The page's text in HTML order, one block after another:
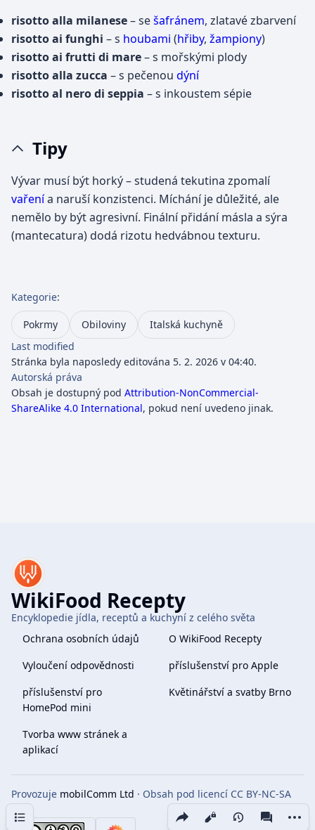
Share this page
Zobrazení
risotto alla milanese– sešafránem, zlatavé zbarvení
risotto ai funghi – s houbami (hřiby, žampiony)
risotto ai frutti di mare– s mořskými plody
risotto alla zucca – s pečenou dýní
risotto al nero di seppia – s inkoustem sépie
Tipy
Vývar musí být horký – studená tekutina zpomalí
vařenía naruší konzistenci. Míchání je důležité, ale
nemělo by být agresivní. Finální přidání másla a sýra
(mantecatura) dodá rizotu hedvábnou texturu.
Obsah
Kategorie:
Pokrmy Obiloviny
Italská kuchyně
Last modified
Stránka byla naposledy editována 5. 2. 2026 v 04:40.
Autorská práva
Obsah je dostupný pod Attribution-NonCommercial-
ShareAlike 4.0 International, pokud není uvedeno jinak.
WikiFood Recepty
Encyklopedie jídla, receptů a kuchyní z celého světa
Ochrana osobních údajů
O WikiFood Recepty
Vyloučení odpovědnosti
příslušenství pro Apple
příslušenství pro
HomePod mini
Květinářství a svatby Brno
Tvorba www stránek a
aplikací
Provozuje mobilComm Ltd · Obsah pod licencí CC BY-NC-SA
4.0